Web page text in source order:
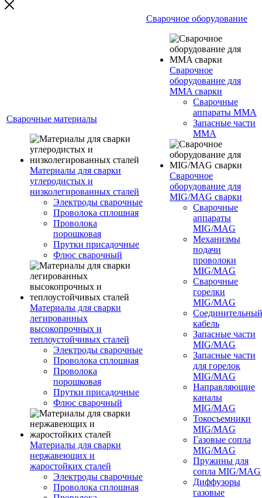
Сварочные материалы
Материалы для сварки
углеродистых и
низколегированных сталей
Электроды сварочные
Проволока сплошная
Проволока
порошковая
Прутки присадочные
Флюс сварочный
Материалы для сварки
легированных
высокопрочных и
теплоустойчивых сталей
Электроды сварочные
Проволока сплошная
Проволока
порошковая
Прутки присадочные
Флюс сварочный
Материалы для сварки
нержавеющих и
жаростойких сталей
Электроды сварочные
Проволока сплошная
Сварочное оборудование
Сварочное
оборудование для
MMA сварки
Сварочные
аппараты MMA
Запасные части
MMA
Сварочное
оборудование для
MIG/MAG сварки
Сварочные
аппараты
MIG/MAG
Механизмы
подачи
проволоки
MIG/MAG
Сварочные
горелки
MIG/MAG
Соединительный
кабель
Запасные части
MIG/MAG
Запасные части
для горелок
MIG/MAG
Направляющие
каналы
MIG/MAG
Токосъемники
MIG/MAG
Газовые сопла
MIG/MAG
Пружины для
сопла MIG/MAG
Диффузоры
газовые